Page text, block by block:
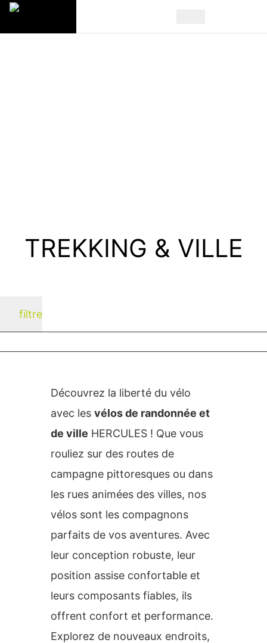
TREKKING & VILLE
filtre
Découvrez la liberté du vélo
avec lesvélos de randonnée et
de ville HERCULES ! Que vous
rouliez sur des routes de
campagne pittoresques ou dans
les rues animées des villes, nos
vélos sont les compagnons
parfaits de vos aventures. Avec
leur conception robuste, leur
position assise confortable et
leurs composants fiables, ils
offrent confort et performance.
Explorez de nouveaux endroits,